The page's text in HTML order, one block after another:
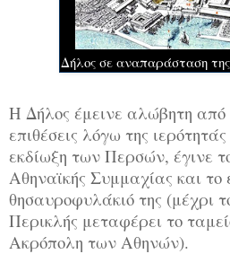
Δήλος σε αναπαράσταση
Η Δήλος έμεινε αλώβητη από
επιθέσεις λόγω της
εκδίωξη των Περσών, έγινε
Αθηναϊκής Συμμαχίας και το
θησαυροφυλάκιό της (μέχρι
Περικλής μεταφέρει το
Ακρόπολη των Αθηνών).